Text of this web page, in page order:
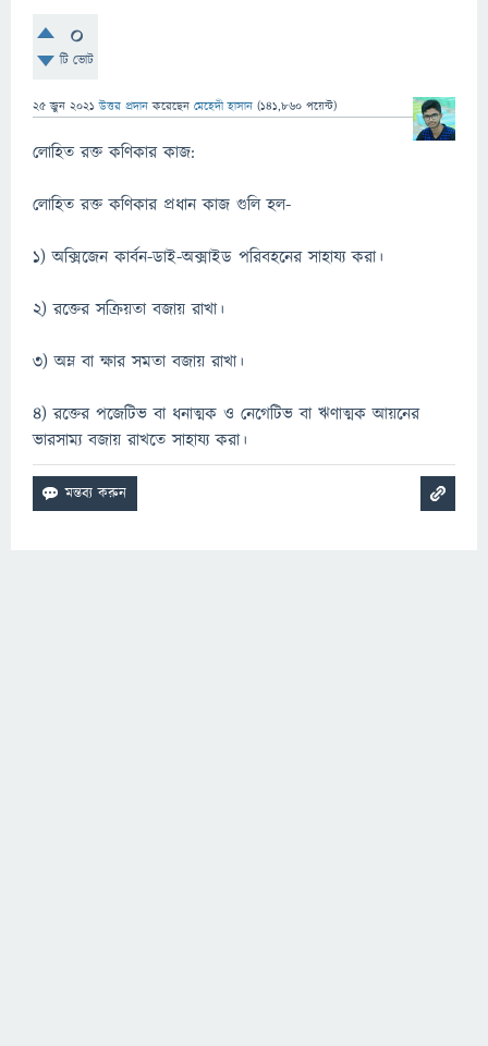
0
টি ভোট
25 জুন 2021 উত্তর প্রদান করেছেন মেহেদী হাসান (141,860 পয়েন্ট)
লোহিত রক্ত কণিকার কাজ:
লোহিত রক্ত কণিকার প্রধান কাজ গুলি হল-
1) অক্সিজেন কার্বন-ডাই-অক্সাইড পরিবহনের সাহায্য করা।
2) রক্তের সক্রিয়তা বজায় রাখা।
3) অম্ল বা ক্ষার সমতা বজায় রাখা।
4) রক্তের পজেটিভ বা ধনাত্মক ও নেগেটিভ বা ঋণাত্মক আয়নের
ভারসাম্য বজায় রাখতে সাহায্য করা।